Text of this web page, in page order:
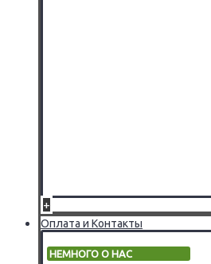
+
Оплата и Контакты
НЕМНОГО О НАС